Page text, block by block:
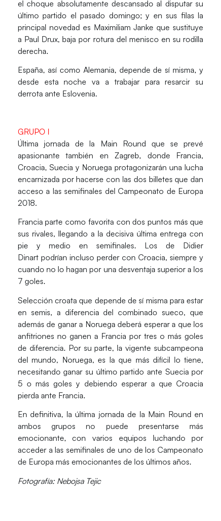
el choque absolutamente descansado al disputar su
último partido el pasado domingo; y en sus filas la
principal novedad es Maximiliam Janke que sustituye
a Paul Drux, baja por rotura del menisco en su rodilla
derecha.
España, así como Alemania, depende de sí misma, y
desde esta noche va a trabajar para resarcir su
derrota ante Eslovenia.
GRUPO I
Última jornada de la Main Round que se prevé
apasionante también en Zagreb, donde Francia,
Croacia, Suecia y Noruega protagonizarán una lucha
encarnizada por hacerse con las dos billetes que dan
acceso a las semifinales del Campeonato de Europa
2018.
Francia parte como favorita con dos puntos más que
sus rivales, llegando a la decisiva última entrega con
pie y medio en semifinales. Los de Didier
Dinart podrían incluso perder con Croacia, siempre y
cuando no lo hagan por una desventaja superior a los
7 goles.
Selección croata que depende de sí misma para estar
en semis, a diferencia del combinado sueco, que
además de ganar a Noruega deberá esperar a que los
anfitriones no ganen a Francia por tres o más goles
de diferencia. Por su parte, la vigente subcampeona
del mundo, Noruega, es la que más difícil lo tiene,
necesitando ganar su último partido ante Suecia por
5 o más goles y debiendo esperar a que Croacia
pierda ante Francia.
En definitiva, la última jornada de la Main Round en
ambos grupos no puede presentarse más
emocionante, con varios equipos luchando por
acceder a las semifinales de uno de los Campeonato
de Europa más emocionantes de los últimos años.
Fotografía: Nebojsa Tejic​